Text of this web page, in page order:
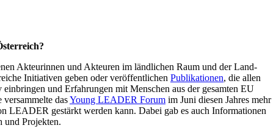
Akteurinnen und Akteuren im ländlichen Raum und der Land-
Initiativen geben oder veröffentlichen Publikationen, die allen
und Erfahrungen mit Menschen aus der gesamten EU
dasYoung LEADER Forum im Juni diesen Jahres mehr
LEADER gestärkt werden kann. Dabei gab es auch Informationen
und Projekten.